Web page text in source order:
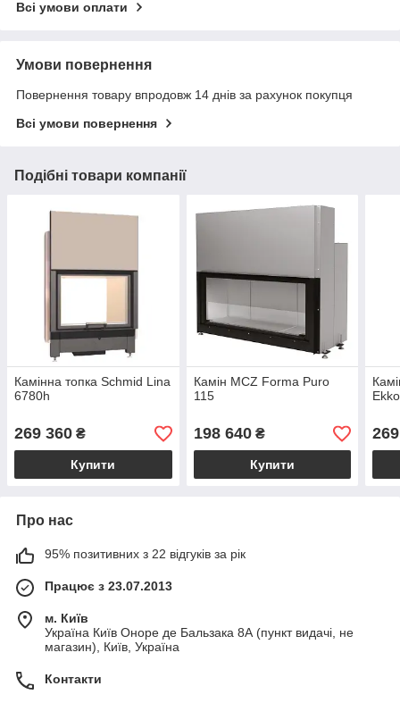
Всі умови оплати
Умови повернення
Повернення товару впродовж 14 днів за рахунок покупця
Всі умови повернення
Подібні товари компанії
Камінна топка Schmid Lina
6780h
269 360 ₴
Купити
Камін MCZ Forma Puro
115
198 640₴
Купити
Про нас
95% позитивних з 22 відгуків за рік
Працює з 23.07.2013
м. Київ
Україна Київ Оноре де Бальзака 8А (пункт видачі, не
магазин), Київ, Україна
Контакти